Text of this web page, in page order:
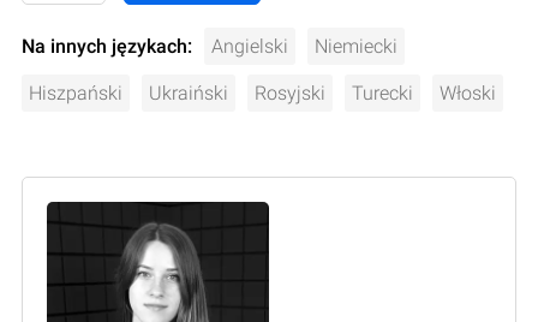
Na innych językach: Angielski Niemiecki
Hiszpański Ukraiński Rosyjski Turecki Włoski